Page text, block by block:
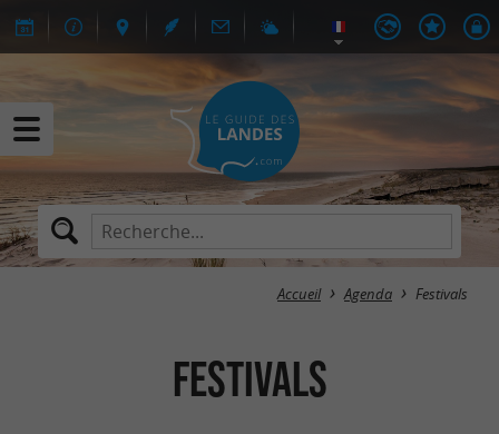
Accueil Agenda Festivals
Festivals